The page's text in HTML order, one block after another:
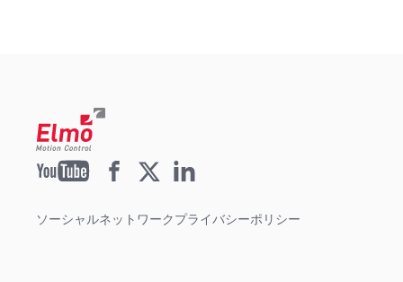
ソーシャルネットワークプライバシーポリシー